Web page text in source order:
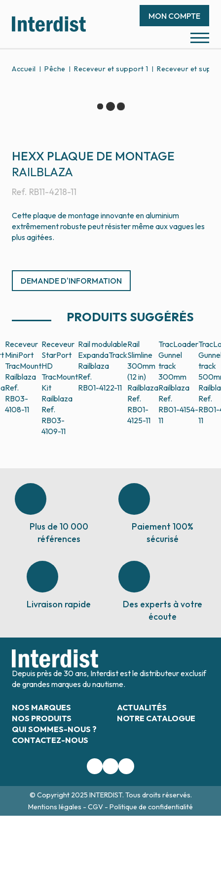
MON COMPTE
Accueil Pêche Receveur et support 1 Receveur et
HEXX PLAQUE DE MONTAGE
Ref. RB11-4218-11
RAILBLAZA
Cette plaque de montage innovante en aluminium
extrêmement robuste peut résister même aux vagues les
plus agitées.
DEMANDE D'INFORMATION
PRODUITS SUGGÉRÉS
Receveur
MiniPort
TracMount
Railblaza
Ref.
RB03-
4108-11
Receveur
StarPort
HD
TracMount
Kit
Railblaza
Ref.
RB03-
4109-11
Rail modulable
ExpandaTrack
Railblaza
Ref.
RB01-4122-11
Rail
Slimline
300mm
(12 in)
Railblaza
Ref.
RB01-
4125-11
TracLoader
Gunnel
track
300mm
Railblaza
Ref.
RB01-4154-
11
track
Ref.
11
Plus de 10 000
références
Paiement 100%
sécurisé
Livraison rapide
Des experts à votre
écoute
Depuis près de 30 ans, Interdist est le distributeur exclusif
de grandes marques du nautisme.
NOS MARQUES
NOS PRODUITS
QUI SOMMES-NOUS ?
CONTACTEZ-NOUS
ACTUALITÉS
NOTRE CATALOGUE
© Copyright 2025 INTERDIST. Tous droits réservés.
Mentions légales - CGV - Politique de confidentialité